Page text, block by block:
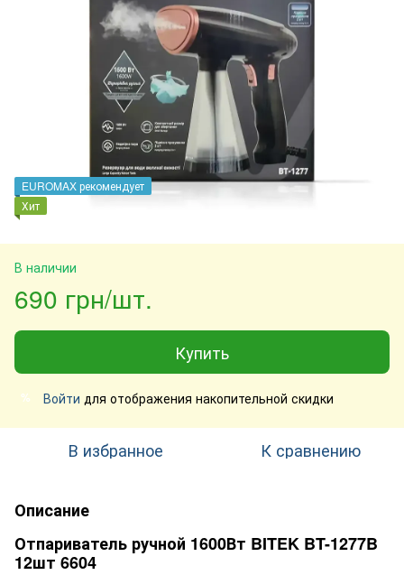
EUROMAX рекомендует
Хит
В наличии
690 грн/шт.
Купить
% Войти для отображения накопительной скидки
В избранное К сравнению
Описание
Отпариватель ручной 1600Вт BITEK BT-1277B
12шт 6604